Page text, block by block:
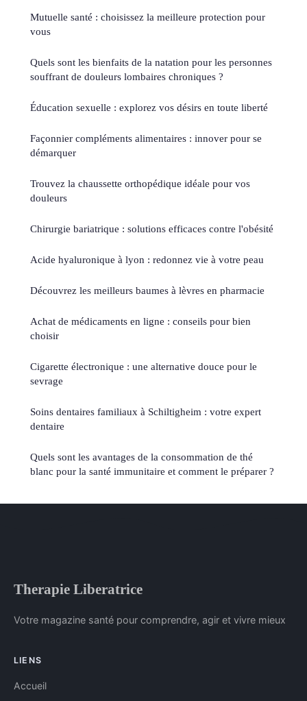
Mutuelle santé : choisissez la meilleure protection pour
vous
Quels sont les bienfaits de la natation pour les personnes
souffrant de douleurs lombaires chroniques ?
Éducation sexuelle : explorez vos désirs en toute liberté
Façonnier compléments alimentaires : innover pour se
démarquer
Trouvez la chaussette orthopédique idéale pour vos
douleurs
Chirurgie bariatrique : solutions efficaces contre l'obésité
Acide hyaluronique à lyon : redonnez vie à votre peau
Découvrez les meilleurs baumes à lèvres en pharmacie
Achat de médicaments en ligne : conseils pour bien
choisir
Cigarette électronique : une alternative douce pour le
sevrage
Soins dentaires familiaux à Schiltigheim : votre expert
dentaire
Quels sont les avantages de la consommation de thé
blanc pour la santé immunitaire et comment le préparer ?
Therapie Liberatrice
Votre magazine santé pour comprendre, agir et vivre mieux
LIENS
Accueil